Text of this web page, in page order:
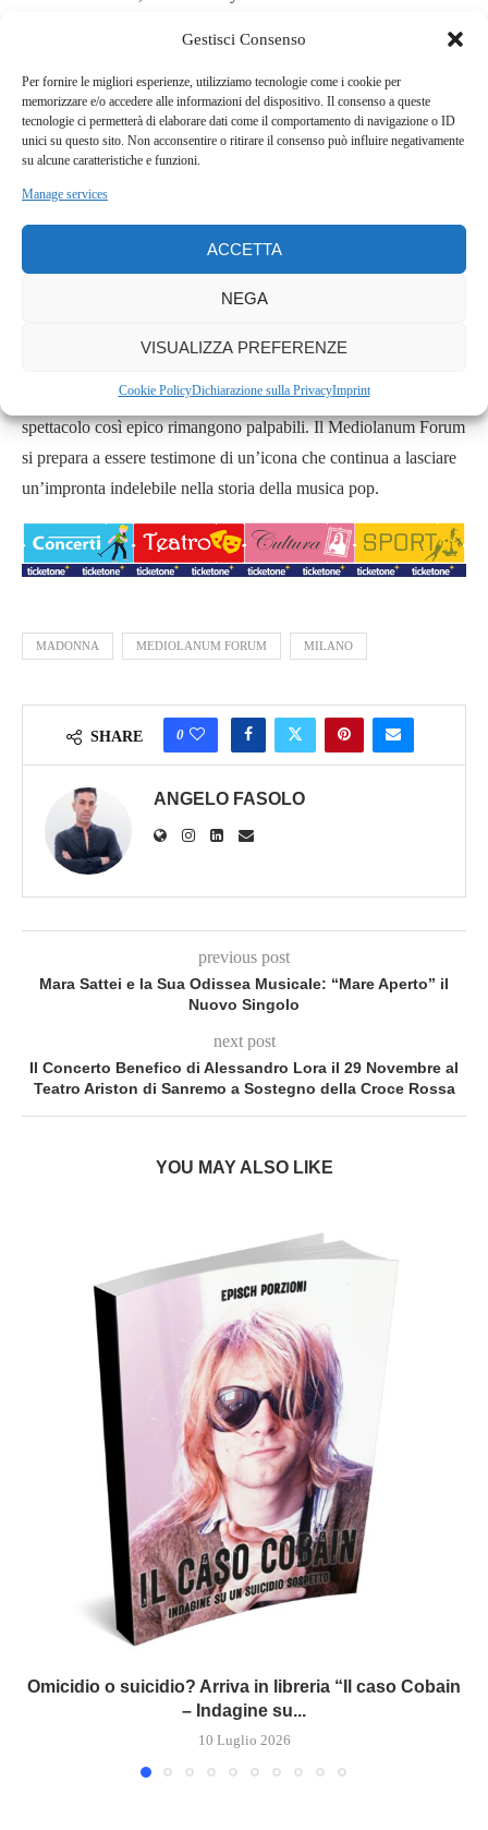
Gestisci Consenso
Per fornire le migliori esperienze, utilizziamo tecnologie come i cookie per
memorizzare e/o accedere alle informazioni del dispositivo. Il consenso a queste
tecnologie ci permetterà di elaborare dati come il comportamento di navigazione o ID
unici su questo sito. Non acconsentire o ritirare il consenso può influire negativamente
su alcune caratteristiche e funzioni.
Manage services
ACCETTA
NEGA
VISUALIZZA PREFERENZE
Cookie PolicyDichiarazione sulla PrivacyImprint
15-04 Austin, TX – Moody Center
21-04 Mexico City, Mexico – Palacio de los Deportes
23-04 Mexico City, Mexico – Palacio de los Deportes
Questo evento non solo sottolinea il talento senza tempo di
Madonna, ma testimonia anche la sua continua presenza nel
siano ormai esauriti, il fervore e l’attesa per assistere a uno
spettacolo così epico rimangono palpabili. Il Mediolanum Forum
si prepara a essere testimone di un’icona che continua a lasciare
un’impronta indelebile nella storia della musica pop.
MADONNA MEDIOLANUM FORUM MILANO
SHARE 0
ANGELO FASOLO
previous post
Mara Sattei e la Sua Odissea Musicale: “Mare Aperto” il
Nuovo Singolo
next post
Il Concerto Benefico di Alessandro Lora il 29 Novembre al
Teatro Ariston di Sanremo a Sostegno della Croce Rossa
YOU MAY ALSO LIKE
Omicidio o suicidio? Arriva in libreria “Il caso Cobain
– Indagine su...
10 Luglio 2026